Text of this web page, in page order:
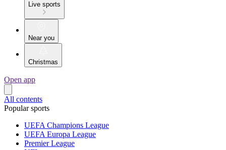
Live sports
Near you
Christmas
Open app
All contents
Popular sports
UEFA Champions League
UEFA Europa League
Premier League